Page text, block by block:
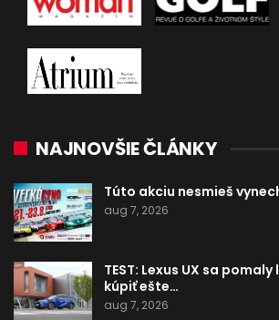
NAJNOVŠIE ČLÁNKY
Túto akciu nesmieš
aug 7, 2026
TEST: Lexus UX sa
kúpiť ešte…
aug 7, 2026